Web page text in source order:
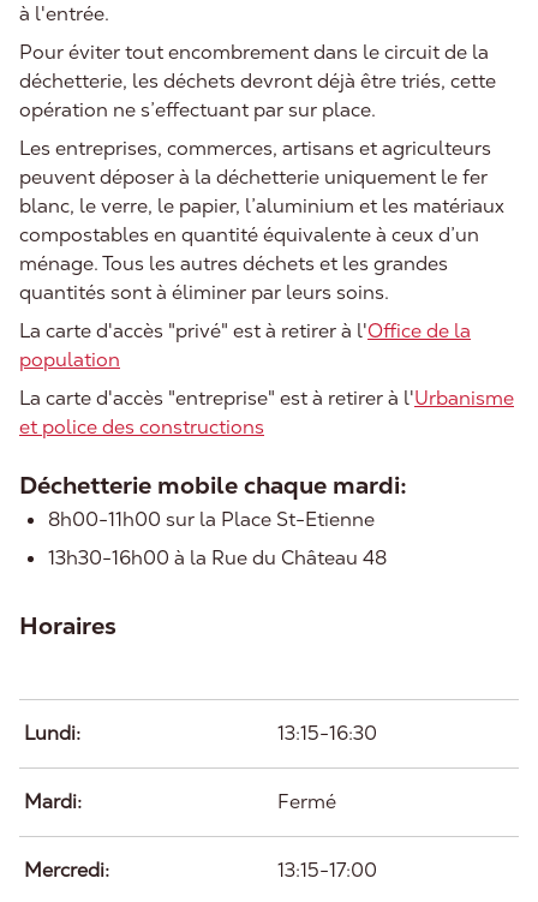
à l'entrée.
Pour éviter tout encombrement dans le circuit de la
déchetterie, les déchets devront déjà être triés, cette
opération ne s’effectuant par sur place.
Les entreprises, commerces, artisans et agriculteurs
peuvent déposer à la déchetterie uniquement le fer
blanc, le verre, le papier, l’aluminium et les matériaux
compostables en quantité équivalente à ceux d’un
ménage. Tous les autres déchets et les grandes
quantités sont à éliminer par leurs soins.
La carte d'accès "privé" est à retirer à l'Office de la
population
La carte d'accès "entreprise" est à retirer à l'Urbanisme
et police des constructions
Déchetterie mobile chaque mardi:
8h00-11h00 sur la Place St-Etienne
13h30-16h00 à la Rue du Château 48
Horaires
Jour
Plage
horaire
Commentaire
Lundi:
13:15-16:30
Mardi: Fermé
Mercredi: 13:15-17:00